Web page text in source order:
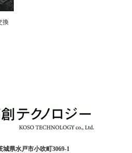
換
城県水戸市小吹町3069-1